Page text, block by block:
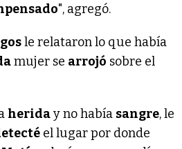
", agregó.
le relataron lo que había
mujer se arrojó sobre el
heriday no había sangre, le
el lugar por donde